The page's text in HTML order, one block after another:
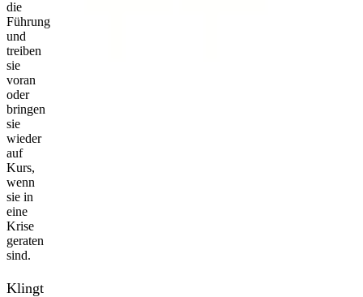
die
Führung
und
treiben
sie
voran
oder
bringen
sie
wieder
auf
Kurs,
wenn
sie in
eine
Krise
geraten
sind.
Klingt